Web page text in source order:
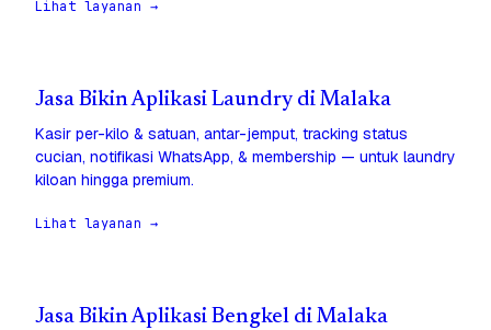
Lihat layanan →
Jasa Bikin Aplikasi Laundry di Malaka
Kasir per-kilo & satuan, antar-jemput, tracking status
cucian, notifikasi WhatsApp, & membership — untuk laundry
kiloan hingga premium.
Lihat layanan →
Jasa Bikin Aplikasi Bengkel di Malaka